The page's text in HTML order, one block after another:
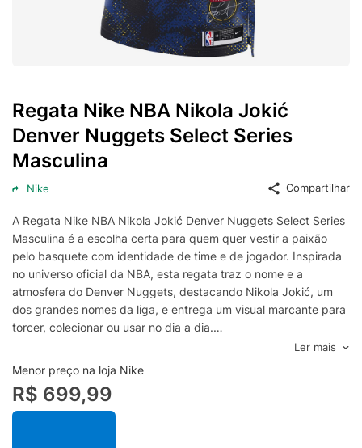
Regata Nike NBA Nikola Jokić
Denver Nuggets Select Series
Masculina
Nike Compartilhar
A Regata Nike NBA Nikola Jokić Denver Nuggets Select Series
Masculina é a escolha certa para quem quer vestir a paixão
pelo basquete com identidade de time e de jogador. Inspirada
no universo oficial da NBA, esta regata traz o nome e a
atmosfera do Denver Nuggets, destacando Nikola Jokić, um
dos grandes nomes da liga, e entrega um visual marcante para
torcer, colecionar ou usar no dia a dia.
Com design clássico de regata de basquete, a peça valoriza a
liberdade de movimentos e combina facilmente com bermudas,
jeans e tênis, funcionando tanto em quadra quanto em looks
urbanos. A Select Series adiciona um toque especial ao estilo,
tornando esta regata Nike uma opção forte para fãs do
Ler mais
Menor preço na loja Nike
R$ 699,99